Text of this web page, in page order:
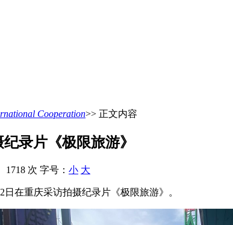
Cooperation>> 正文内容
录片《极限旅游》
1718 次 字号： 小 大
在重庆采访拍摄纪录片《极限旅游》。